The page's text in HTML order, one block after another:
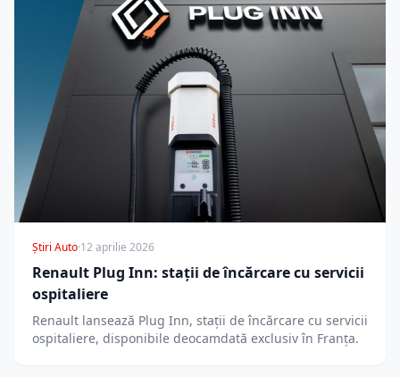
Știri Auto·12 aprilie 2026
Renault Plug Inn: stații de încărcare cu servicii
ospitaliere
Renault lansează Plug Inn, stații de încărcare cu servicii
ospitaliere, disponibile deocamdată exclusiv în Franța.